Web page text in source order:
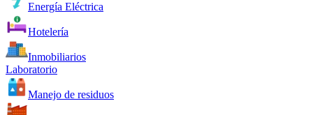
Energía Eléctrica
Hotelería
Inmobiliarios
Laboratorio
Manejo de residuos